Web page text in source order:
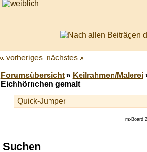
« vorheriges nächstes »
Forumsübersicht» Keilrahmen/Malerei
Eichhörnchen gemalt
mxBoard
Play
Suchen